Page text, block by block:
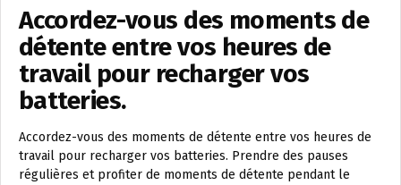
Accordez-vous des moments de
détente entre vos heures de
travail pour recharger vos
batteries.
Accordez-vous des moments de détente entre vos heures de
travail pour recharger vos batteries. Prendre des pauses
régulières et profiter de moments de détente pendant le